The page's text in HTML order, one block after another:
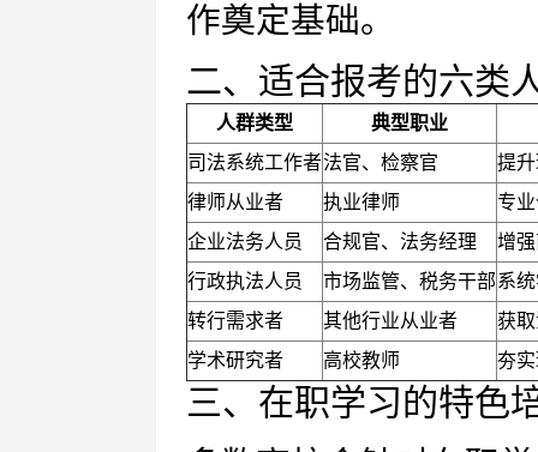
作奠定基础。
二、适合报考的六类
人群类型
典型职业
司法系统工作者法官、检察官
提
律师从业者
执业律师
专
企业法务人员
合规官、法务经理
增
行政执法人员
市场监管、税务干部系
转行需求者
其他行业从业者
获
学术研究者
高校教师 夯
三、在职学习的特色